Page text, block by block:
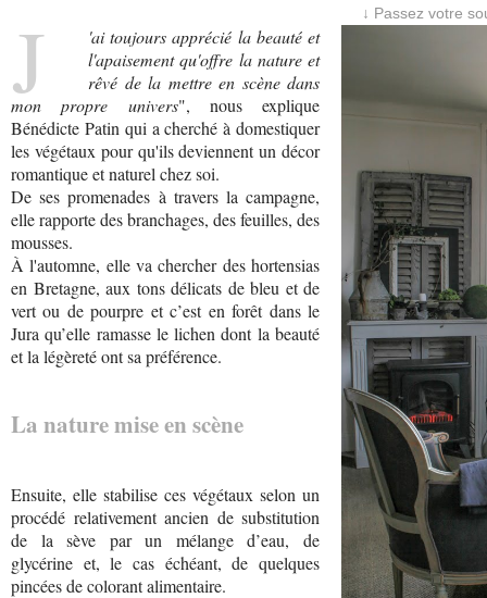
↓ Passez votre
J
'ai toujours apprécié la beauté et
l'apaisement qu'offre la nature et
rêvé de la mettre en scène dans
mon propre univers", nous explique
Bénédicte Patin qui a cherché à domestiquer
les végétaux pour qu'ils deviennent un décor
romantique et naturel chez soi.
De ses promenades à travers la campagne,
elle rapporte des branchages, des feuilles, des
mousses.
À l'automne, elle va chercher des hortensias
en Bretagne, aux tons délicats de bleu et de
vert ou de pourpre et c’est en forêt dans le
Jura qu’elle ramasse le lichen dont la beauté
et la légèreté ont sa préférence.
La nature mise en scène
Ensuite, elle stabilise ces végétaux selon un
procédé relativement ancien de substitution
de la sève par un mélange d’eau, de
glycérine et, le cas échéant, de quelques
pincées de colorant alimentaire.